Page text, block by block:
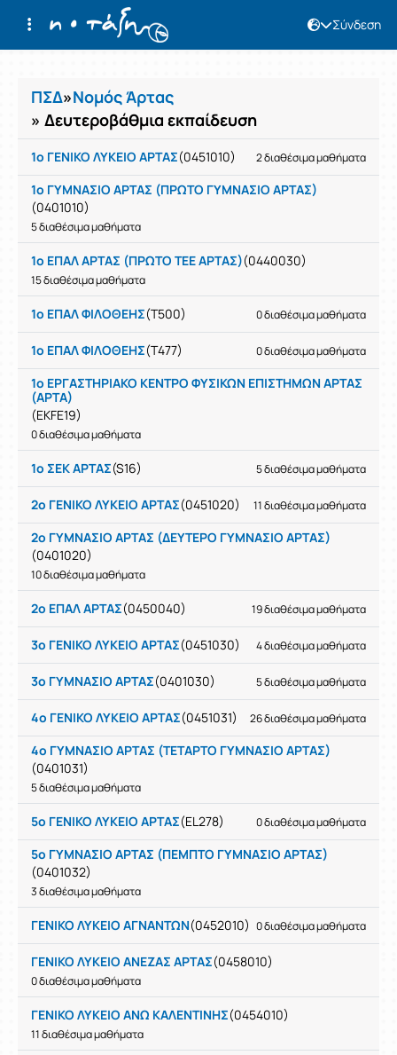
Σύνδεση
Μαθήματα
ΠΣΔ»Νομός Άρτας
» Δευτεροβάθμια εκπαίδευση
1ο ΓΕΝΙΚΟ ΛΥΚΕΙΟ ΑΡΤΑΣ(0451010) 2 διαθέσιμα μαθήματα
1ο ΓΥΜΝΑΣΙΟ ΑΡΤΑΣ (ΠΡΩΤΟ ΓΥΜΝΑΣΙΟ ΑΡΤΑΣ)
(0401010)
5 διαθέσιμα μαθήματα
1ο ΕΠΑΛ ΑΡΤΑΣ (ΠΡΩΤΟ ΤΕΕ ΑΡΤΑΣ)(0440030)
15 διαθέσιμα μαθήματα
1ο ΕΠΑΛ ΦΙΛΟΘΕΗΣ(T500) 0 διαθέσιμα μαθήματα
1ο ΕΠΑΛ ΦΙΛΟΘΕΗΣ(T477) 0 διαθέσιμα μαθήματα
1ο ΕΡΓΑΣΤΗΡΙΑΚΟ ΚΕΝΤΡΟ ΦΥΣΙΚΩΝ ΕΠΙΣΤΗΜΩΝ ΑΡΤΑΣ
(ΑΡΤΑ)
(EKFE19)
0 διαθέσιμα μαθήματα
1ο ΣΕΚ ΑΡΤΑΣ(S16) 5 διαθέσιμα μαθήματα
2ο ΓΕΝΙΚΟ ΛΥΚΕΙΟ ΑΡΤΑΣ(0451020) 11 διαθέσιμα μαθήματα
2ο ΓΥΜΝΑΣΙΟ ΑΡΤΑΣ (ΔΕΥΤΕΡΟ ΓΥΜΝΑΣΙΟ ΑΡΤΑΣ)
(0401020)
10 διαθέσιμα μαθήματα
2ο ΕΠΑΛ ΑΡΤΑΣ(0450040) 19 διαθέσιμα μαθήματα
3ο ΓΕΝΙΚΟ ΛΥΚΕΙΟ ΑΡΤΑΣ(0451030) 4 διαθέσιμα μαθήματα
3ο ΓΥΜΝΑΣΙΟ ΑΡΤΑΣ(0401030) 5 διαθέσιμα μαθήματα
4ο ΓΕΝΙΚΟ ΛΥΚΕΙΟ ΑΡΤΑΣ(0451031) 26 διαθέσιμα μαθήματα
4ο ΓΥΜΝΑΣΙΟ ΑΡΤΑΣ (ΤΕΤΑΡΤΟ ΓΥΜΝΑΣΙΟ ΑΡΤΑΣ)
(0401031)
5 διαθέσιμα μαθήματα
5ο ΓΕΝΙΚΟ ΛΥΚΕΙΟ ΑΡΤΑΣ(EL278) 0 διαθέσιμα μαθήματα
5ο ΓΥΜΝΑΣΙΟ ΑΡΤΑΣ (ΠΕΜΠΤΟ ΓΥΜΝΑΣΙΟ ΑΡΤΑΣ)
(0401032)
3 διαθέσιμα μαθήματα
ΓΕΝΙΚΟ ΛΥΚΕΙΟ ΑΓΝΑΝΤΩΝ(0452010) 0 διαθέσιμα μαθήματα
ΓΕΝΙΚΟ ΛΥΚΕΙΟ ΑΝΕΖΑΣ ΑΡΤΑΣ(0458010)
0 διαθέσιμα μαθήματα
ΓΕΝΙΚΟ ΛΥΚΕΙΟ ΑΝΩ ΚΑΛΕΝΤΙΝΗΣ(0454010)
11 διαθέσιμα μαθήματα